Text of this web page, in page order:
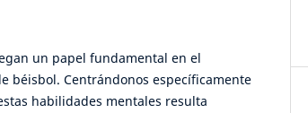
un papel fundamental en el
béisbol. Centrándonos específicamente
habilidades mentales resulta